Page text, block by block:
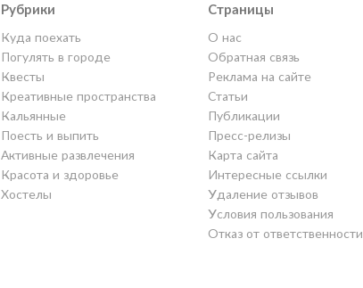
Рубрики
Куда поехать
Погулять в городе
Квесты
Креативные пространства
Кальянные
Поесть и выпить
Активные развлечения
Красота и здоровье
Хостелы
Страницы
О нас
Обратная связь
Реклама на сайте
Статьи
Публикации
Пресс-релизы
Карта сайта
Интересные ссылки
Удаление отзывов
Условия пользования
Отказ от ответственности